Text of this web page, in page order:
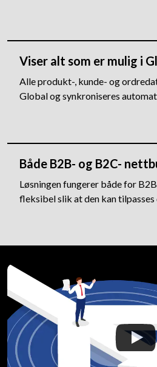
Viser alt som er mulig i
Alle produkt-, kunde- og
Global og synkroniseres
Både B2B- og B2C-
Løsningen fungerer både for
fleksibel slik at den kan